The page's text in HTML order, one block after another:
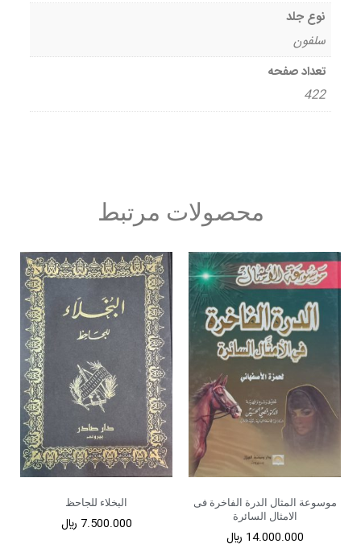
نوع جلد
سلفون
تعداد صفحه
422
محصولات مرتبط
موسوعة المثال الدرة الفاخرة فی
الامثال السائرة
14.000.000 ﷼
البخلاء للجاحظ
7.500.000 ﷼